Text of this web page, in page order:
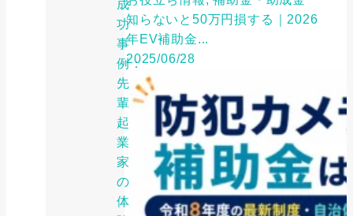
成
功
事
例：
先
輩
起
業
家
の
体
知らないと50万円損する｜2026
年EV補助金...
2025/06/28